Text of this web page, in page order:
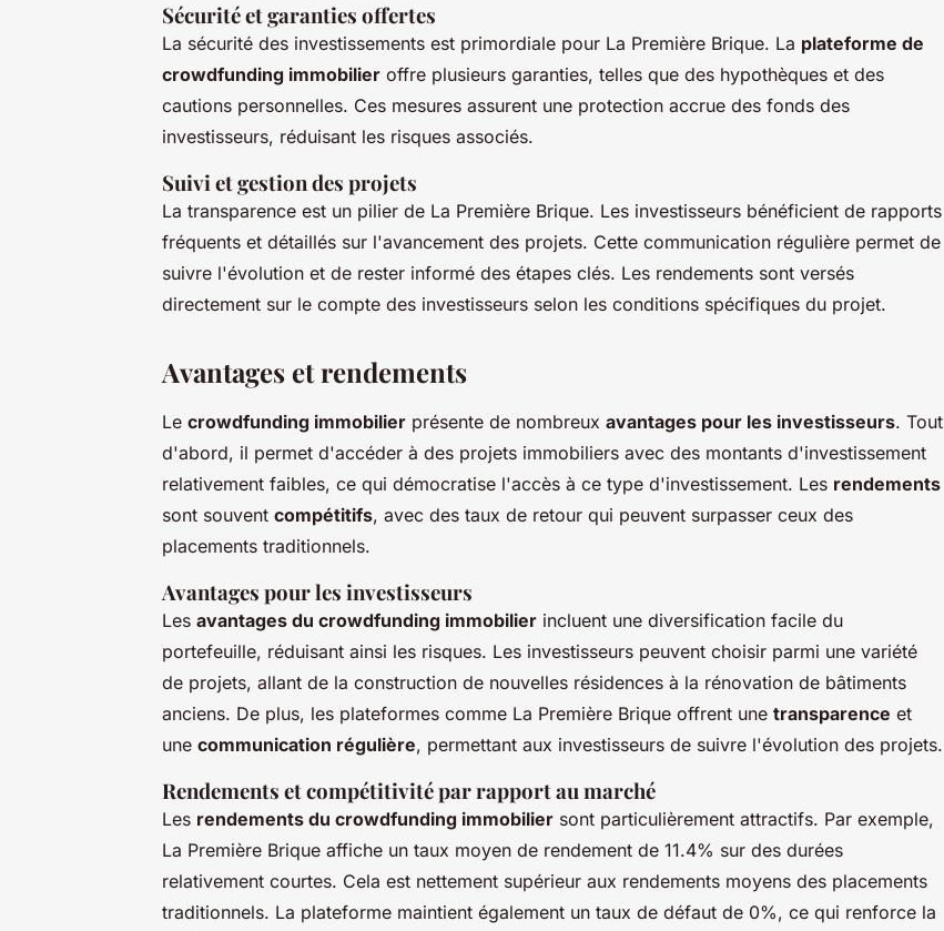
Sécurité et garanties offertes
La sécurité des investissements est primordiale pour La Première Brique. La plateforme de
crowdfunding immobilier offre plusieurs garanties, telles que des hypothèques et des
cautions personnelles. Ces mesures assurent une protection accrue des fonds des
investisseurs, réduisant les risques associés.
Suivi et gestion des projets
La transparence est un pilier de La Première Brique. Les investisseurs bénéficient de rapports
fréquents et détaillés sur l'avancement des projets. Cette communication régulière permet de
suivre l'évolution et de rester informé des étapes clés. Les rendements sont versés
directement sur le compte des investisseurs selon les conditions spécifiques du projet.
Avantages et rendements
Le crowdfunding immobilier présente de nombreux avantages pour les investisseurs. Tout
d'abord, il permet d'accéder à des projets immobiliers avec des montants d'investissement
relativement faibles, ce qui démocratise l'accès à ce type d'investissement. Les rendements
sont souvent compétitifs, avec des taux de retour qui peuvent surpasser ceux des
placements traditionnels.
Avantages pour les investisseurs
Les avantages du crowdfunding immobilier incluent une diversification facile du
portefeuille, réduisant ainsi les risques. Les investisseurs peuvent choisir parmi une variété
de projets, allant de la construction de nouvelles résidences à la rénovation de bâtiments
anciens. De plus, les plateformes comme La Première Brique offrent une transparence et
une communication régulière, permettant aux investisseurs de suivre l'évolution des projets.
Rendements et compétitivité par rapport au marché
Les rendements du crowdfunding immobilier sont particulièrement attractifs. Par exemple,
La Première Brique affiche un taux moyen de rendement de 11.4% sur des durées
relativement courtes. Cela est nettement supérieur aux rendements moyens des placements
traditionnels. La plateforme maintient également un taux de défaut de 0%, ce qui renforce la